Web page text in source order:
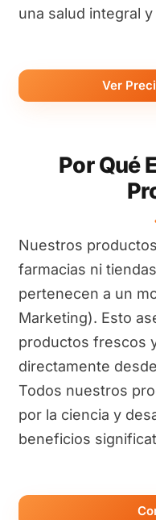
una salud integral
Ver
Por Qué
Nuestros
farmacias ni
pertenecen a un
Marketing). Esto
productos frescos
directamente
Todos nuestros
por la ciencia y
beneficios